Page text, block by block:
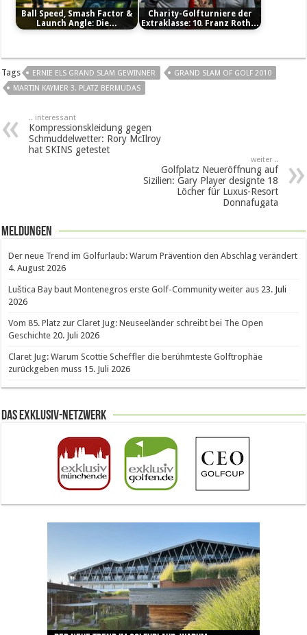
Ball Speed, Smash Factor &
Launch Angle: Die…
Charity-Golfturniere der
Extraklasse: 10. Franz Roth…
Tags ERNIE ELS GRAND SLAM GEWINNER
GRAND SLAM OF GOLF 2010
MARTIN KAYMER 3. PLATZ BERMUDAS
.. interessant
Kompressionskleidung gegen
Schmuddelwetter: Rory McIlroy
hat SKINS getestet
weiter ..
Golfplatz Neueröffnung auf
Sizilien: Gary Player designte 18
Löcher für Luxus-Resort
Donnafugata
Meldungen
Der neue Trend im Golfurlaub: Warum Prävention den Abschlag verändert
4. August 2026
Luštica Bay baut Montenegros erste Golf-Community weiter aus 23. Juli
2026
Vom 85. Platz zur Claret Jug: Neuseeländer schreibt bei The Open
Geschichte 20. Juli 2026
Claret Jug: Warum Scottie Scheffler die berühmteste Golftrophäe
zurückgeben muss 15. Juli 2026
Das Exklusiv-Netzwerk
The Open 2026 in Royal Birkdale: Warum der